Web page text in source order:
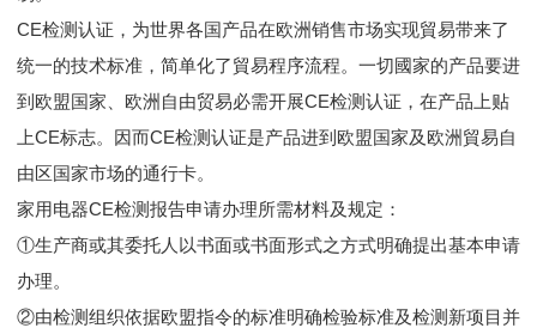
CE检测认证，为世界各国产品在欧洲销售市场实现貿易带来了
统一的技术标准，简单化了貿易程序流程。一切國家的产品要进
到欧盟国家、欧洲自由贸易必需开展CE检测认证，在产品上贴
上CE标志。因而CE检测认证是产品进到欧盟国家及欧洲貿易自
由区国家市场的通行卡。
家用电器CE检测报告申请办理所需材料及规定：
①生产商或其委托人以书面或书面形式之方式明确提出基本申请
办理。
②由检测组织依据欧盟指令的标准明确检验标准及检测新项目并